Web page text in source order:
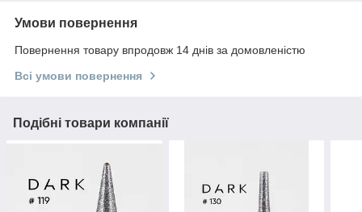
Умови повернення
Повернення товару впродовж 14 днів за домовленістю
Всі умови повернення
Подібні товари компанії